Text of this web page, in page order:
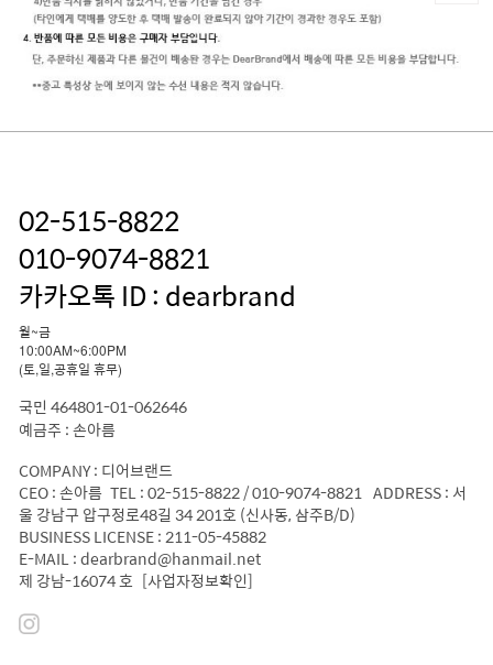
02-515-8822
010-9074-8821
카카오톡 ID : dearbrand
월~금
10:00AM~6:00PM
(토,일,공휴일 휴무)
국민 464801-01-062646
예금주 : 손아름
COMPANY : 디어브랜드
CEO : 손아름 TEL : 02-515-8822 / 010-9074-8821 ADDRESS : 서
울 강남구 압구정로48길 34 201호 (신사동, 삼주B/D)
BUSINESS LICENSE : 211-05-45882
E-MAIL : dearbrand@hanmail.net
제 강남-16074 호 [사업자정보확인]